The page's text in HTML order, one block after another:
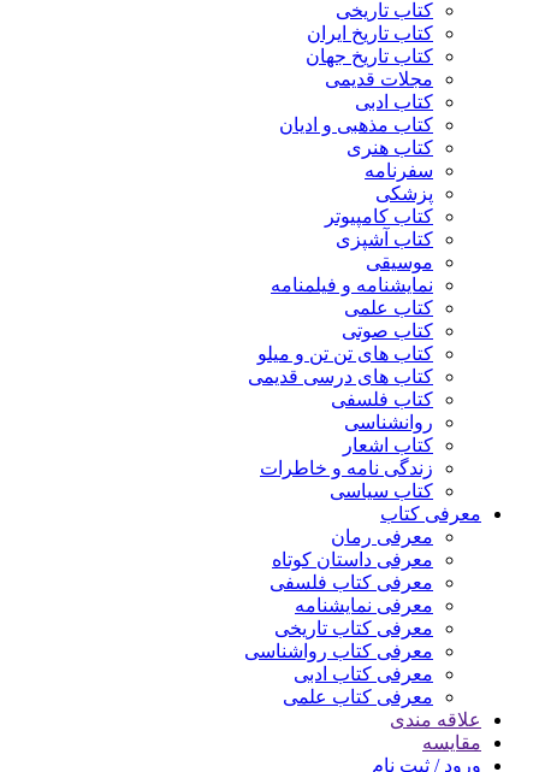
کتاب تاریخی
کتاب تاریخ ایران
کتاب تاریخ جهان
مجلات قدیمی
کتاب ادبی
کتاب مذهبی و ادیان
کتاب هنری
سفرنامه
پزشکی
کتاب کامپیوتر
کتاب آشپزی
موسیقی
نمایشنامه و فیلمنامه
کتاب علمی
کتاب صوتی
کتاب های تن تن و میلو
کتاب های درسی قدیمی
کتاب فلسفی
روانشناسی
کتاب اشعار
زندگی نامه و خاطرات
کتاب سیاسی
معرفی کتاب
معرفی رمان
معرفی داستان کوتاه
معرفی کتاب فلسفی
معرفی نمایشنامه
معرفی کتاب تاریخی
معرفی کتاب رواشناسی
معرفی کتاب ادبی
معرفی کتاب علمی
علاقه مندی
مقایسه
ورود / ثبت نام